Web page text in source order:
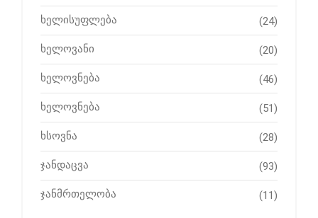
ხელისუფლება (24)
ხელოვანი (20)
ხელოვნება (46)
ხელოვნება (51)
ხსოვნა (28)
ჯანდაცვა (93)
ჯანმრთელობა (11)